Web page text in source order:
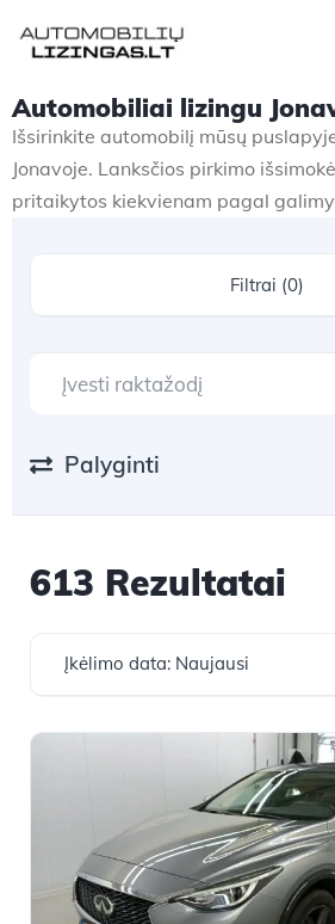
Automobiliai lizingu
Išsirinkite automobilį mūsų
Jonavoje. Lanksčios pirkimo
pritaikytos kiekvienam pagal
Filtrai (0)
Palyginti
613 Rezultatai
Įkėlimo data: Naujausi